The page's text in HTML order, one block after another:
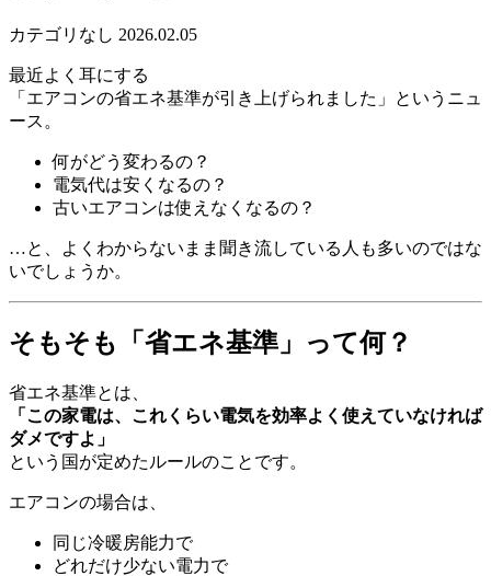
カテゴリなし 2026.02.05
最近よく耳にする
「エアコンの省エネ基準が引き上げられました」というニュ
ース。
何がどう変わるの？
電気代は安くなるの？
古いエアコンは使えなくなるの？
…と、よくわからないまま聞き流している人も多いのではな
いでしょうか。
そもそも「省エネ基準」って何？
省エネ基準とは、
「この家電は、これくらい電気を効率よく使えていなければ
ダメですよ」
という国が定めたルールのことです。
エアコンの場合は、
同じ冷暖房能力で
どれだけ少ない電力で